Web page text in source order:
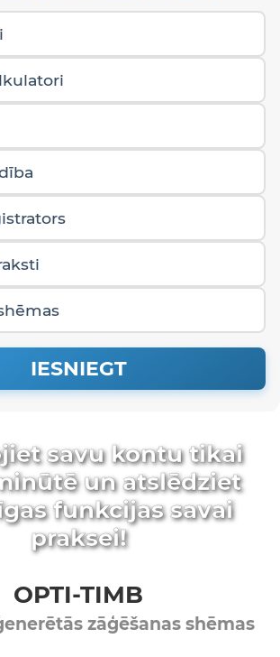
savu kontu tikai
un atslēdziet
funkcijas savai
praksei!
OPTI-TIMB
zāģēšanas shēmas
IESNIEGT